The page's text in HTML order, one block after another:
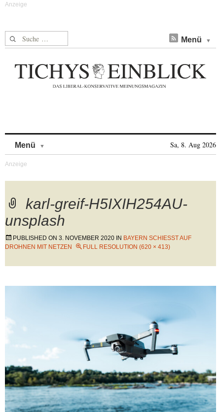
Suche nach: Menü
Menü Sa, 8. Aug 2026
karl-greif-H5IXIH254AU-
unsplash
PUBLISHED ON 3. NOVEMBER 2020 IN BAYERN SCHIESST AUF D
ROHNEN MIT NETZEN
FULL RESOLUTION (620 × 413)